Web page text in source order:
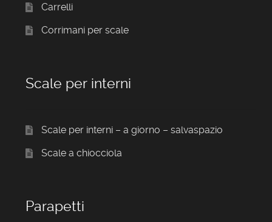
Carrelli
Corrimani per scale
Scale per interni
Scale per interni – a giorno – salvaspazio
Scale a chiocciola
Parapetti